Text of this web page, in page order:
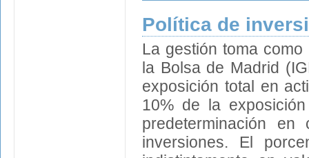
Política de
La gestión toma
la Bolsa de Madrid
exposición total en
10% de la
predeterminación
inversiones. El